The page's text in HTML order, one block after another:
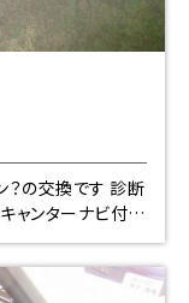
交換です 診断
処理です